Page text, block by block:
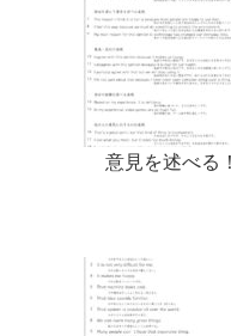
意見を述べる！